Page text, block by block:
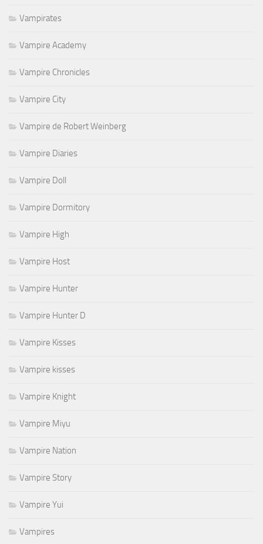
Vampirates
Vampire Academy
Vampire Chronicles
Vampire City
Vampire de Robert Weinberg
Vampire Diaries
Vampire Doll
Vampire Dormitory
Vampire High
Vampire Host
Vampire Hunter
Vampire Hunter D
Vampire Kisses
Vampire kisses
Vampire Knight
Vampire Miyu
Vampire Nation
Vampire Story
Vampire Yui
Vampires